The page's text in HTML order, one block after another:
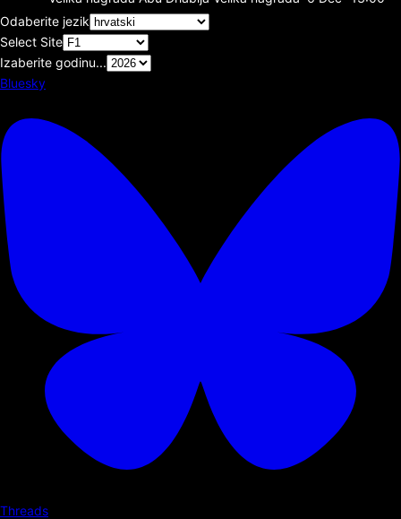
Odaberite jezik
Select Site
Izaberite godinu...
Bluesky
Threads